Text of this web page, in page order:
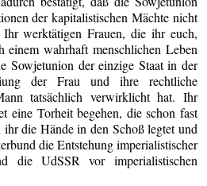
der kapitalistischen Mächte nicht
werktätigen Frauen, die ihr euch,
einem wahrhaft menschlichen Leben
Sowjetunion der einzige Staat in der
der Frau und ihre rechtliche
tatsächlich verwirklicht hat. Ihr
eine Torheit begehen, die schon fast
die Hände in den Schoß legtet und
die Entstehung imperialistischer
die UdSSR vor imperialistischen